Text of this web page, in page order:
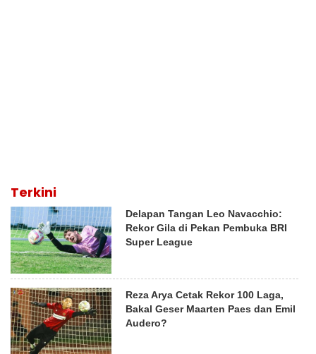
Terkini
Delapan Tangan Leo Navacchio:
Rekor Gila di Pekan Pembuka BRI
Super League
Reza Arya Cetak Rekor 100 Laga,
Bakal Geser Maarten Paes dan Emil
Audero?